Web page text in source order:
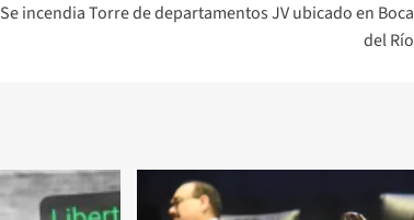
Se incendia Torre de departamentos JV ubicado en Boca
del Río